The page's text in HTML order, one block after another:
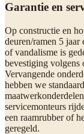
Garantie en
Op constructie en
deuren/ramen 5 jaar
of vandalisme is
bevestiging volgens
Vervangende
hebben we
servicemonteurs
een raamrubber of
geregeld.